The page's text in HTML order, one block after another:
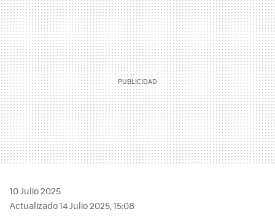
MAIL
10 Julio 2025
Actualizado 14 Julio 2025, 15:08